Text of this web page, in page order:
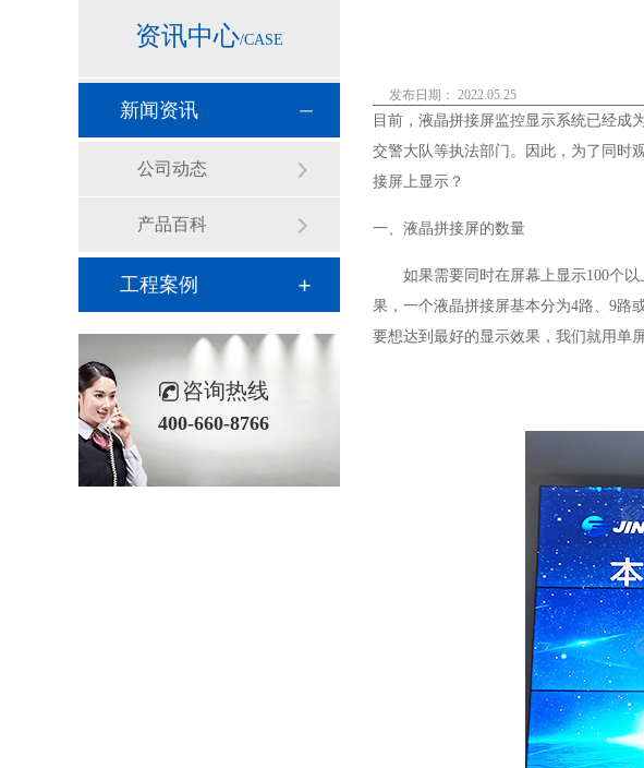
发布日期： 2022.05.25
目前，液晶拼接屏监控显示系统已经成
交警大队等执法部门。因此，为了同时
接屏上显示？
一、液晶拼接屏的数量
如果需要同时在屏幕上显示100个以
果，一个液晶拼接屏基本分为4路、9路
要想达到最好的显示效果，我们就用单
资讯中心/CASE
新闻资讯
公司动态
产品百科
工程案例
咨询热线
400-660-8766